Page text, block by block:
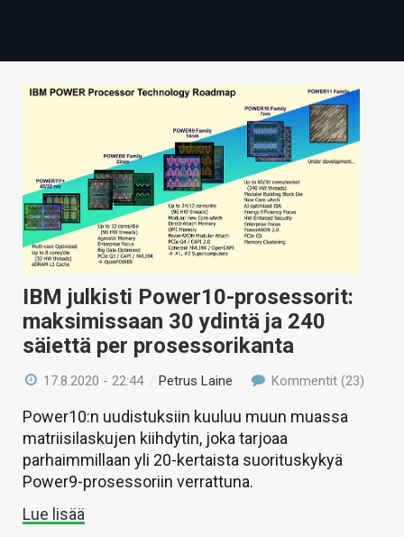
TECHBBS
TIETOA
KAUPPA
VAIHDA TEEMA
HAKU
IBM julkisti Power10-prosessorit:
maksimissaan 30 ydintä ja 240
säiettä per prosessorikanta
17.8.2020 - 22:44 /Petrus Laine Kommentit (23)
Power10:n uudistuksiin kuuluu muun muassa
matriisilaskujen kiihdytin, joka tarjoaa
parhaimmillaan yli 20-kertaista suorituskykyä
Power9-prosessoriin verrattuna.
Lue lisää